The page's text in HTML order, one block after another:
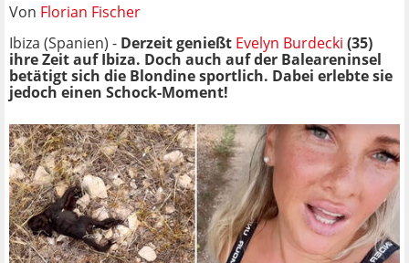
Von Florian Fischer
Ibiza (Spanien) - Derzeit genießt Evelyn Burdecki (35)
ihre Zeit auf Ibiza. Doch auch auf der Baleareninsel
betätigt sich die Blondine sportlich. Dabei erlebte sie
jedoch einen Schock-Moment!